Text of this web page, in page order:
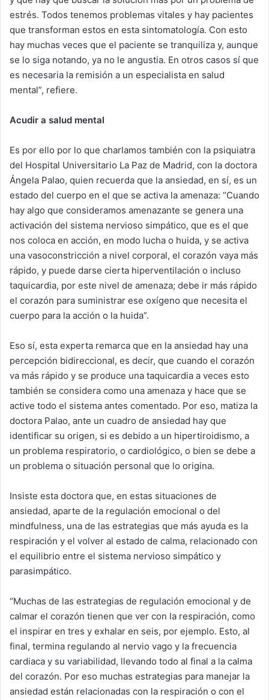
estrés. Todos tenemos problemas vitales y hay pacientes
que transforman estos en esta sintomatología. Con esto
hay muchas veces que el paciente se tranquiliza y, aunque
se lo siga notando, ya no le angustia. En otros casos sí que
es necesaria la remisión a un especialista en salud
mental”, refiere.
Acudir a salud mental
Es por ello por lo que charlamos también con la psiquiatra
del Hospital Universitario La Paz de Madrid, con la doctora
Ángela Palao, quien recuerda que la ansiedad, en sí, es un
estado del cuerpo en el que se activa la amenaza: “Cuando
hay algo que consideramos amenazante se genera una
activación del sistema nervioso simpático, que es el que
nos coloca en acción, en modo lucha o huida, y se activa
una vasoconstricción a nivel corporal, el corazón vaya más
rápido, y puede darse cierta hiperventilación o incluso
taquicardia, por este nivel de amenaza; debe ir más rápido
el corazón para suministrar ese oxígeno que necesita el
cuerpo para la acción o la huida”.
Eso sí, esta experta remarca que en la ansiedad hay una
percepción bidireccional, es decir, que cuando el corazón
va más rápido y se produce una taquicardia a veces esto
también se considera como una amenaza y hace que se
active todo el sistema antes comentado. Por eso, matiza la
doctora Palao, ante un cuadro de ansiedad hay que
identificar su origen, si es debido a un hipertiroidismo, a
un problema respiratorio, o cardiológico, o bien se debe a
un problema o situación personal que lo origina.
Insiste esta doctora que, en estas situaciones de
ansiedad, aparte de la regulación emocional o del
mindfulness, una de las estrategias que más ayuda es la
respiración y el volver al estado de calma, relacionado con
el equilibrio entre el sistema nervioso simpático y
parasimpático.
“Muchas de las estrategias de regulación emocional y de
calmar el corazón tienen que ver con la respiración, como
el inspirar en tres y exhalar en seis, por ejemplo. Esto, al
final, termina regulando al nervio vago y la frecuencia
cardiaca y su variabilidad, llevando todo al final a la calma
del corazón. Por eso muchas estrategias para manejar la
ansiedad están relacionadas con la respiración o con el